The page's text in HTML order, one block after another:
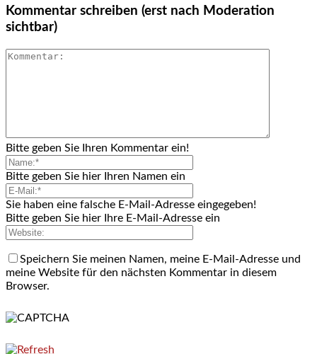
Kommentar schreiben (erst nach Moderation
sichtbar)
Bitte geben Sie Ihren Kommentar ein!
Bitte geben Sie hier Ihren Namen ein
Sie haben eine falsche E-Mail-Adresse eingegeben!
Bitte geben Sie hier Ihre E-Mail-Adresse ein
Speichern Sie meinen Namen, meine E-Mail-Adresse und
meine Website für den nächsten Kommentar in diesem
Browser.